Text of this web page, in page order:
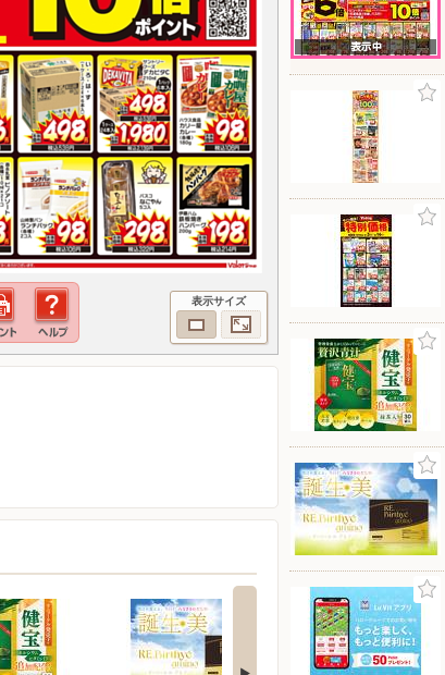
表示サイズ